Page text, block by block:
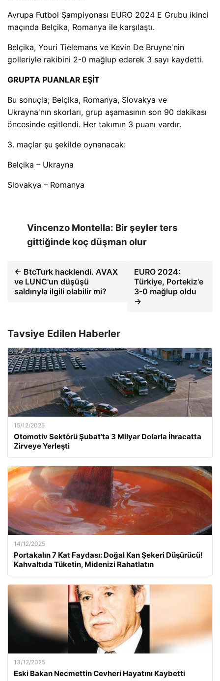
Avrupa Futbol Şampiyonası EURO 2024 E Grubu ikinci
maçında Belçika, Romanya ile karşılaştı.
Belçika, Youri Tielemans ve Kevin De Bruyne'nin
golleriyle rakibini 2-0 mağlup ederek 3 sayı kaydetti.
GRUPTA PUANLAR EŞİT
Bu sonuçla; Belçika, Romanya, Slovakya ve
Ukrayna'nın skorları, grup aşamasının son 90 dakikası
öncesinde eşitlendi. Her takımın 3 puanı vardır.
3. maçlar şu şekilde oynanacak:
Belçika – Ukrayna
Slovakya – Romanya
Vincenzo Montella: Bir şeyler ters
gittiğinde koç düşman olur
← BtcTurk hacklendi. AVAX
ve LUNC'un düşüşü
saldırıyla ilgili olabilir mi?
EURO 2024:
Türkiye, Portekiz'e
3-0 mağlup oldu
→
Tavsiye Edilen Haberler
15/12/2025
Otomotiv Sektörü Şubat’ta 3 Milyar Dolarla İhracatta
Zirveye Yerleşti
14/12/2025
Portakalın 7 Kat Faydası: Doğal Kan Şekeri Düşürücü!
Kahvaltıda Tüketin, Midenizi Rahatlatın
13/12/2025
Eski Bakan Necmettin Cevheri Hayatını Kaybetti